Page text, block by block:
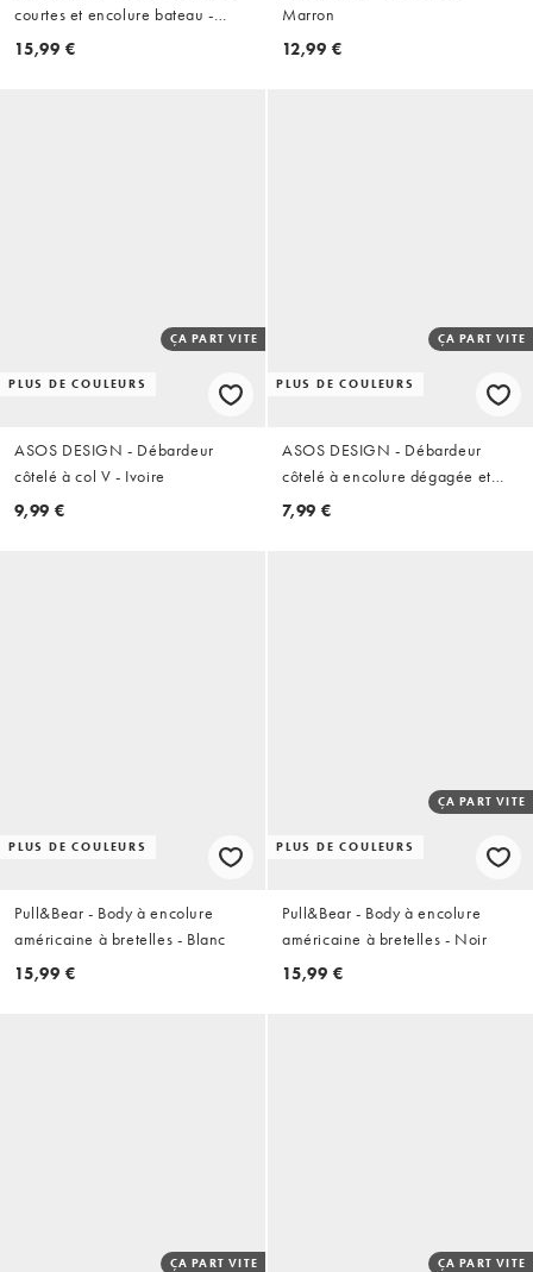
courtes et encolure bateau -
Blanc
15,99 €
Marron
12,99 €
PLUS DE COULEURS
ÇA PART VITE
ASOS DESIGN - Débardeur
côtelé à col V - Ivoire
9,99 €
PLUS DE COULEURS
ÇA PART VITE
ASOS DESIGN - Débardeur
côtelé à encolure dégagée et
bordures épaisses - Noir
7,99 €
PLUS DE COULEURS
Pull&Bear - Body à encolure
américaine à bretelles - Blanc
15,99 €
PLUS DE COULEURS
ÇA PART VITE
Pull&Bear - Body à encolure
américaine à bretelles - Noir
15,99 €
ÇA PART VITE ÇA PART VITE